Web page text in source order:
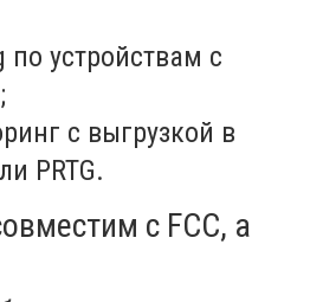
устройствам с
с выгрузкой в
PRTG.
с FCC, а